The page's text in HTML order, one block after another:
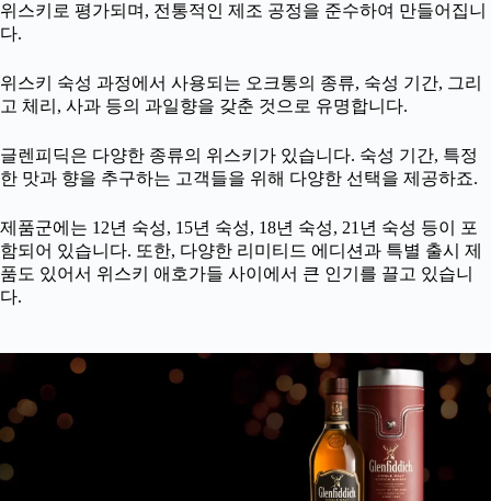
위스키로 평가되며, 전통적인 제조 공정을 준수하여 만들어집니
다.
위스키 숙성 과정에서 사용되는 오크통의 종류, 숙성 기간, 그리
고 체리, 사과 등의 과일향을 갖춘 것으로 유명합니다.
글렌피딕은 다양한 종류의 위스키가 있습니다. 숙성 기간, 특정
한 맛과 향을 추구하는 고객들을 위해 다양한 선택을 제공하죠.
제품군에는 12년 숙성, 15년 숙성, 18년 숙성, 21년 숙성 등이 포
함되어 있습니다. 또한, 다양한 리미티드 에디션과 특별 출시 제
품도 있어서 위스키 애호가들 사이에서 큰 인기를 끌고 있습니
다.